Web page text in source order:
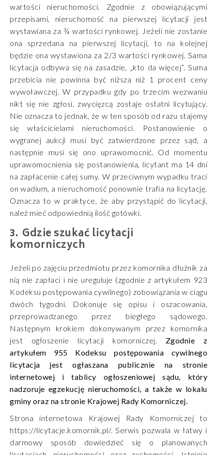
wartości nieruchomości. Zgodnie z obowiązującymi
przepisami, nieruchomość na pierwszej licytacji jest
wystawiana za ¾ wartości rynkowej. Jeżeli nie zostanie
ona sprzedana na pierwszej licytacji, to na kolejnej
będzie ona wystawiona za 2/3 wartości rynkowej. Sama
licytacja odbywa się na zasadzie, „kto da więcej”. Suma
przebicia nie powinna być niższa niż 1 procent ceny
wywoławczej. W przypadku gdy po trzecim wezwaniu
nikt się nie zgłosi, zwycięzcą zostaje ostatni licytujący.
Nie oznacza to jednak, że w ten sposób od razu stajemy
się właścicielami nieruchomości. Postanowienie o
wygranej aukcji musi być zatwierdzone przez sąd, a
następnie musi się ono uprawomocnić. Od momentu
uprawomocnienia się postanowienia, licytant ma 14 dni
na zapłacenie całej sumy. W przeciwnym wypadku traci
on wadium, a nieruchomość ponownie trafia na licytację.
Oznacza to w praktyce, że aby przystąpić do licytacji,
należ mieć odpowiednią ilość gotówki.
Gdzie szukać licytacji
komorniczych
Jeżeli po zajęciu przedmiotu przez komornika dłużnik za
nią nie zapłaci i nie ureguluje (zgodnie z artykułem 923
Kodeksu postępowania cywilnego) zobowiązania w ciągu
dwóch tygodni. Dokonuje się opisu i oszacowania,
przeprowadzanego przez biegłego sądowego.
Następnym krokiem dokonywanym przez komornika
jest ogłoszenie licytacji komorniczej.
Zgodnie z
artykułem 955 Kodeksu postępowania cywilnego
licytacja jest ogłaszana publicznie na stronie
internetowej i tablicy ogłoszeniowej sądu, który
nadzoruje egzekucję nieruchomości, a także w lokalu
gminy oraz na stronie Krajowej Rady Komorniczej.
Strona internetowa Krajowej Rady Komorniczej to
https://licytacje.komornik.pl/. Serwis pozwala w łatwy i
darmowy sposób dowiedzieć się o planowanych